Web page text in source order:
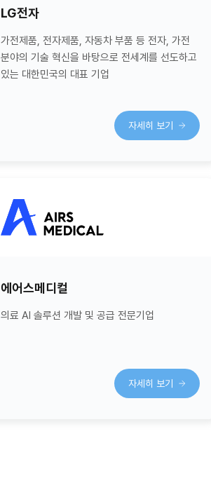
LG전자
가전제품, 전자제품, 자동차 부품 등 전자, 가전
분야의 기술 혁신을 바탕으로 전세계를 선도하고
있는 대한민국의 대표 기업
자세히 보기
에어스메디컬
의료 AI 솔루션 개발 및 공급 전문기업
자세히 보기